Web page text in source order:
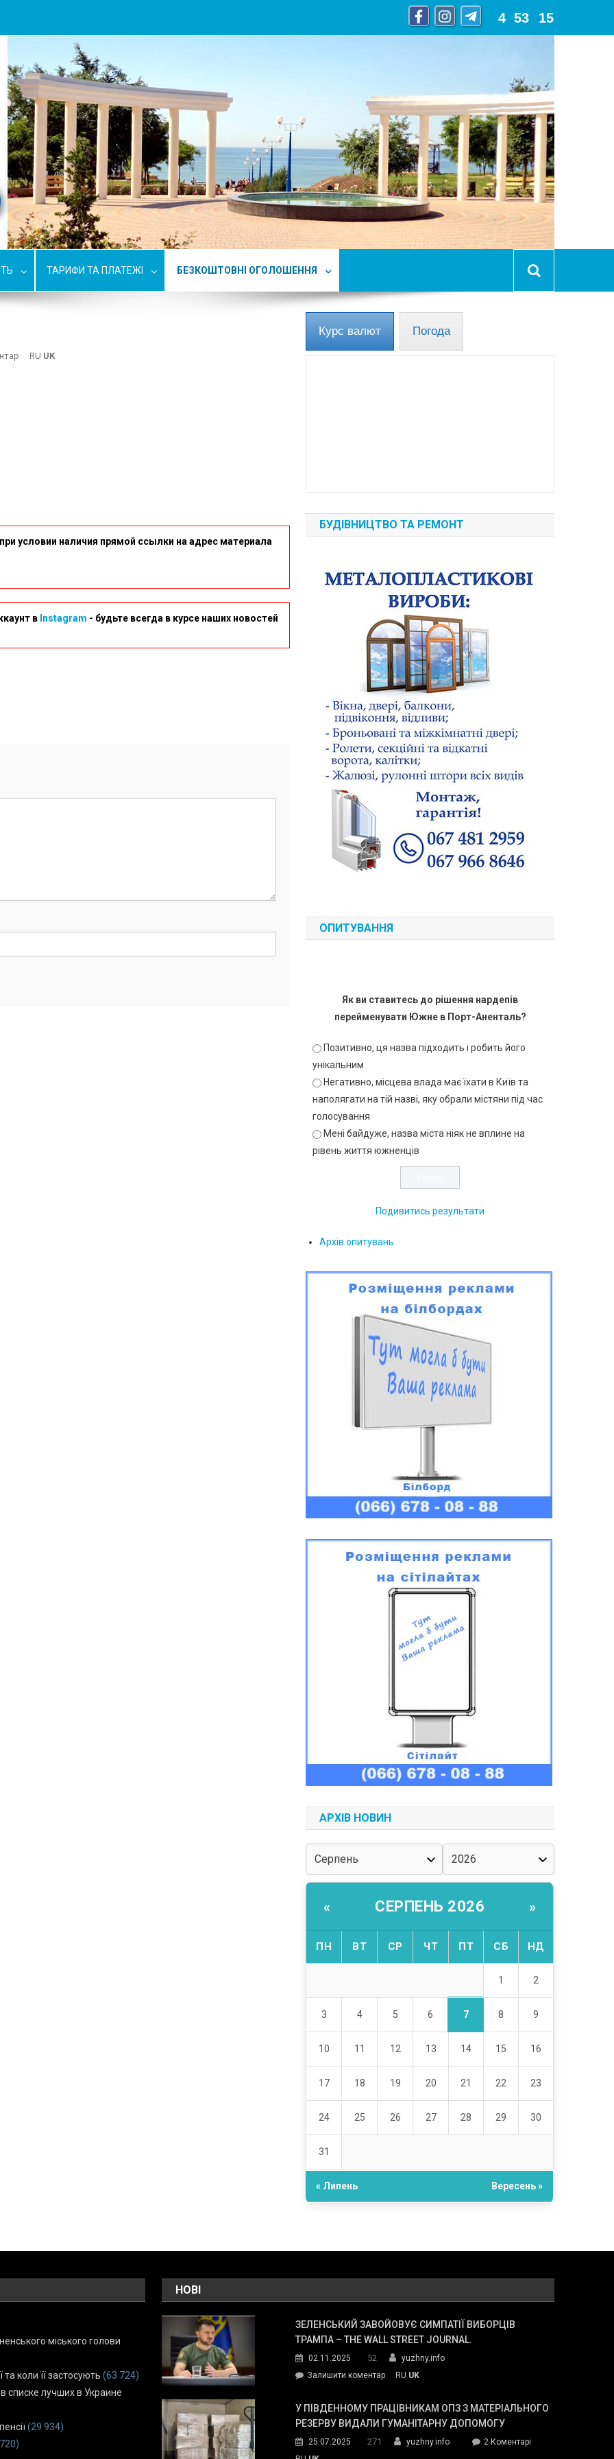
4 53 17
ТАРИФИ ТА ПЛАТЕЖІ БЕЗКОШТОВНІ ОГОЛОШЕННЯ
RU UK
условии наличия прямой ссылки на адрес материала
в Instagram - будьте всегда в курсе наших новостей
Курс валют Погода
БУДІВНИЦТВО ТА РЕМОНТ
ОПИТУВАННЯ
Як ви ставитесь до рішення нардепів
перейменувати Южне в Порт-Аненталь?
Позитивно, ця назва підходить і робить його
унікальним
Негативно, місцева влада має їхати в Київ та
наполягати на тій назві, яку обрали містяни під час
голосування
Мені байдуже, назва міста ніяк не вплине на
рівень життя южненців
Подивитись результати
Архів опитувань
АРХІВ НОВИН
« СЕРПЕНЬ 2026 »
ПН ВТ СР ЧТ ПТ СБ НД
1 2
3 4 5 6 7 8 9
10 11 12 13 14 15 16
17 18 19 20 21 22 23
24 25 26 27 28 29 30
31
« Липень Вересень »
міського голови
коли її застосують (63 724)
списке лучших в Украине
(29 934)
НОВІ
ЗЕЛЕНСЬКИЙ ЗАВОЙОВУЄ СИМПАТІЇ ВИБОРЦІВ
ТРАМПА – THE WALL STREET JOURNAL.
02.11.2025 52
yuzhny.info
Залишити коментарon
завойовує
симпатії
Трампа
RU UK
У ПІВДЕННОМУ ПРАЦІВНИКАМ ОПЗ З МАТЕРІАЛЬНОГО
РЕЗЕРВУ ВИДАЛИ ГУМАНІТАРНУ ДОПОМОГУ
25.07.2025 271 yuzhny.info 2 Коментарідо